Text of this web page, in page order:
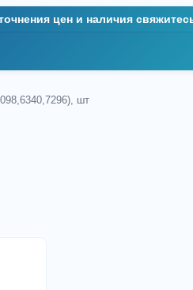
цен и наличия
шт